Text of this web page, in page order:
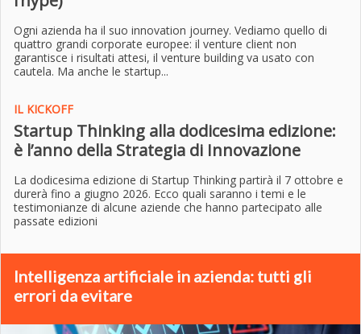
Ogni azienda ha il suo innovation journey. Vediamo quello di
quattro grandi corporate europee: il venture client non
garantisce i risultati attesi, il venture building va usato con
cautela. Ma anche le startup...
IL KICKOFF
Startup Thinking alla dodicesima edizione:
è l’anno della Strategia di Innovazione
La dodicesima edizione di Startup Thinking partirà il 7 ottobre e
durerà fino a giugno 2026. Ecco quali saranno i temi e le
testimonianze di alcune aziende che hanno partecipato alle
passate edizioni
Intelligenza artificiale in azienda: tutti gli
errori da evitare